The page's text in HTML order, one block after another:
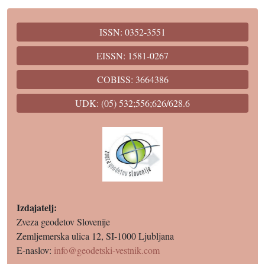
ISSN: 0352-3551
EISSN: 1581-0267
COBISS: 3664386
UDK: (05) 532;556;626/628.6
Izdajatelj:
Zveza geodetov Slovenije
Zemljemerska ulica 12, SI-1000 Ljubljana
E-naslov: info@geodetski-vestnik.com